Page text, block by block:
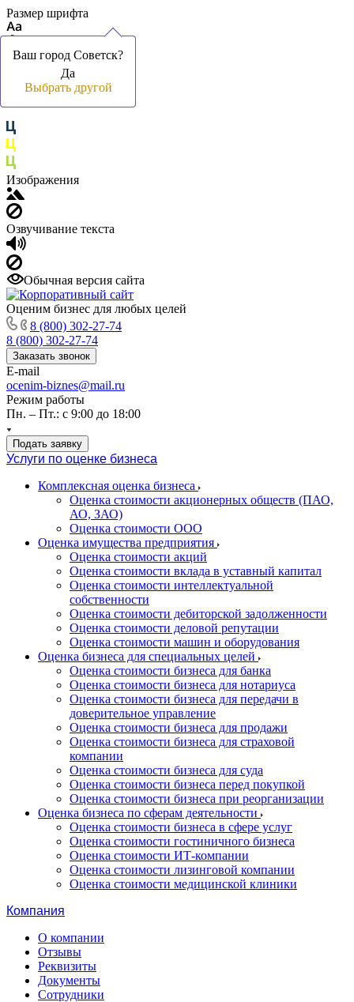
Размер шрифта
Цвет фона и шрифта
Изображения
Озвучивание текста
Обычная версия сайта
Оценим бизнес для любых целей
8 (800) 302-27-74
8 (800) 302-27-74
Заказать звонок
E-mail
ocenim-biznes@mail.ru
Режим работы
Пн. – Пт.: с 9:00 до 18:00
Подать заявку
Услуги по оценке бизнеса
Комплексная оценка бизнеса
Оценка стоимости акционерных обществ (ПАО,
АО, ЗАО)
Оценка стоимости ООО
Оценка имущества предприятия
Оценка стоимости акций
Оценка стоимости вклада в уставный капитал
Оценка стоимости интеллектуальной
собственности
Оценка стоимости дебиторской задолженности
Оценка стоимости деловой репутации
Оценка стоимости машин и оборудования
Оценка бизнеса для специальных целей
Оценка стоимости бизнеса для банка
Оценка стоимости бизнеса для нотариуса
Оценка стоимости бизнеса для передачи в
доверительное управление
Оценка стоимости бизнеса для продажи
Оценка стоимости бизнеса для страховой
компании
Оценка стоимости бизнеса для суда
Оценка стоимости бизнеса перед покупкой
Оценка стоимости бизнеса при реорганизации
Оценка бизнеса по сферам деятельности
Оценка стоимости бизнеса в сфере услуг
Оценка стоимости гостиничного бизнеса
Оценка стоимости ИТ-компании
Оценка стоимости лизинговой компании
Оценка стоимости медицинской клиники
Компания
О компании
Отзывы
Реквизиты
Документы
Сотрудники
Ваш город Советск?
Да
Выбрать другой
Ваш город Советск?
Да
Выбрать другой